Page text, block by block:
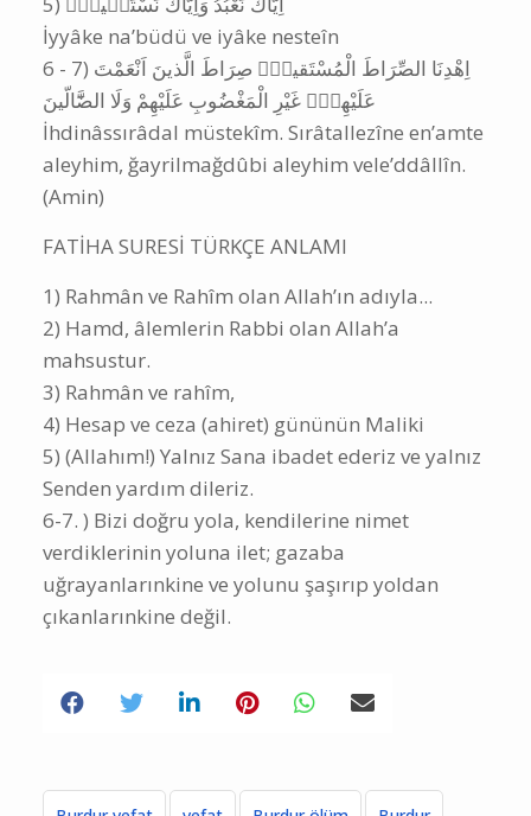
(Okunuşu)
‎1) بِسْمِ اللّٰهِ الرَّحْمٰنِ الرَّحيمِ
Bismillâhirrahmânirrahîm
‎2) اَلْحَمْدُ لِلّٰهِ رَبِّ الْـعَالَمينَۙ
el-Hamdü lillâhi Rabbi'l-âlemîn
‎3) اَلرَّحْمٰنِ الرَّحيمِۙ
‎4) مَالِكِ يَوْمِ الدّ۪ينِۜ
Mâliki yevmiddîn
‎5) اِيَّاكَ نَعْبُدُ وَاِيَّاكَ نَسْتَع۪ينُۜ
İyyâke na’büdü ve iyâke nesteîn
‎6 - 7) اِهْدِنَا الصِّرَاطَ الْمُسْتَقيمَۙ صِرَاطَ الَّذينَ اَنْعَمْتَ
عَلَيْهِمْۙ غَيْرِ الْمَغْضُوبِ عَلَيْهِمْ وَلَا الضَّٓالّينَ
İhdinâssırâdal müstekîm. Sırâtallezîne en’amte
aleyhim, ğayrilmağdûbi aleyhim vele’ddâllîn.
(Amin)
FATİHA SURESİ TÜRKÇE ANLAMI
1) Rahmân ve Rahîm olan Allah’ın adıyla...
3) Rahmân ve rahîm,
Senden yardım dileriz.